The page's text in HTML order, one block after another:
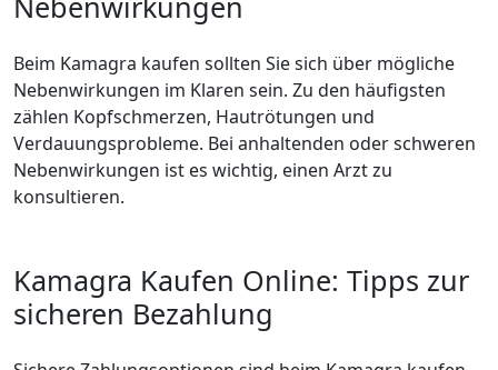
Beim Kamagra kaufen sollten Sie sich über mögliche
Nebenwirkungen im Klaren sein. Zu den häufigsten
zählen Kopfschmerzen, Hautrötungen und
Verdauungsprobleme. Bei anhaltenden oder schweren
Nebenwirkungen ist es wichtig, einen Arzt zu
konsultieren.
Kamagra Kaufen Online: Tipps zur
sicheren Bezahlung